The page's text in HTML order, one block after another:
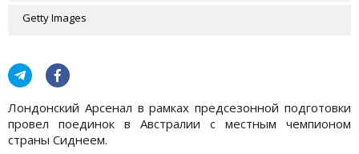
Getty Images
Лондонский Арсенал в рамках предсезонной подготовки
провел поединок в Австралии с местным чемпионом
страны Сиднеем.